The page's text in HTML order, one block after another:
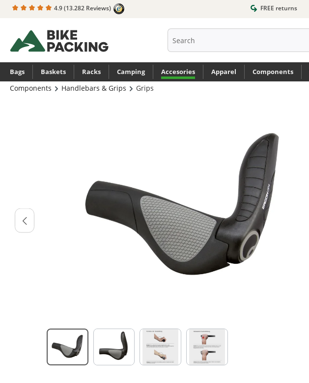
Skip to main navigation
4.9(13.282 Reviews) FREE returns
Bags Baskets Racks Camping Accesories Apparel Components
Components Handlebars & Grips
Grips